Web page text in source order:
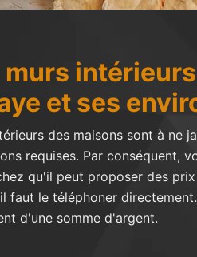
et ses
des maisons sont à ne
requises. Par conséquent,
qu'il peut proposer des
faut le téléphoner
d'une somme d'argent.